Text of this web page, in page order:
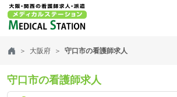
大阪府 守口市の看護師求人
守口市の看護師求人